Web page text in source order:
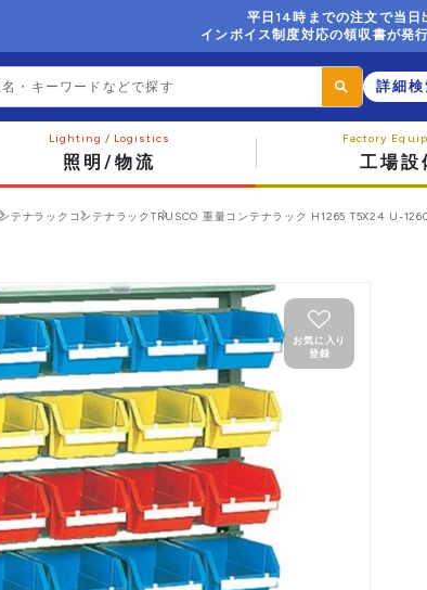
平日14時までの注文で当
インボイス制度対応の領収書が発
詳細検
照明/物流 工場設
テナラック コンテナラック TRUSCO 重量コンテナラック H1265 T5X24 U-
お気に入り
登録